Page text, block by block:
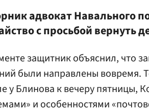
адвокат Навального
с просьбой вернуть
защитник объяснил, что
были направлены вовремя.
у Блинова к вечеру пятницы,
и особенностями